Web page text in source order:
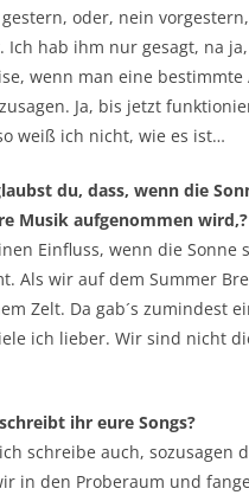
oder, nein
Ich hab ihm nur gesagt, na
wenn man eine
Ja, bis jetzt
weiß ich nicht, wie es ist…
du, dass, wenn die
Musik aufgenommen wird,?
Einfluss, wenn die
Als wir auf dem Summer
Zelt. Da gab´s zumindest
ich lieber. Wir sind nicht
ihr eure Songs?
schreibe auch, sozusagen
in den Proberaum und